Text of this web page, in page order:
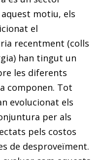
motiu, els
el
recentment (colls
han tingut un
les diferents
componen. Tot
evolucionat els
per als
pels costos
de desproveïment.